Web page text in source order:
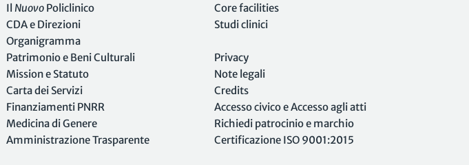
Il NuovoPoliclinico
CDA e Direzioni
Organigramma
Patrimonio e Beni Culturali
Mission e Statuto
Carta dei Servizi
Finanziamenti PNRR
Medicina di Genere
Amministrazione Trasparente
Core facilities
Studi clinici
Privacy
Note legali
Credits
Accesso civico e Accesso agli atti
Richiedi patrocinio e marchio
Certificazione ISO 9001:2015